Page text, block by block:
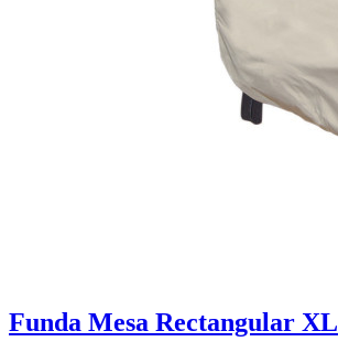
Funda Mesa Rectangular XL